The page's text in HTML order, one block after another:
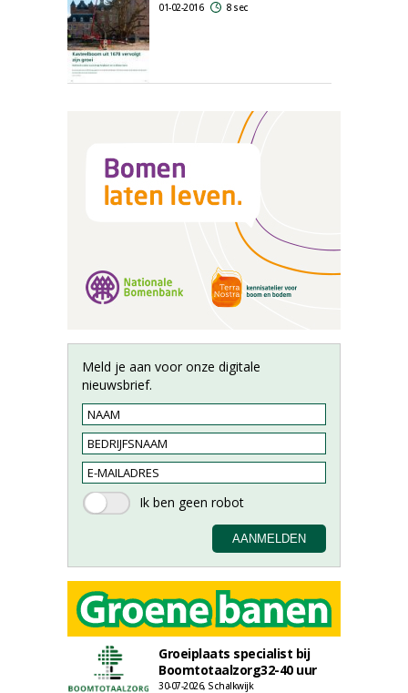
01-02-2016 8 sec
Meld je aan voor onze digitale
nieuwsbrief.
Groeiplaats specialist bij
Boomtotaalzorg32-40 uur
30-07-2026, Schalkwijk